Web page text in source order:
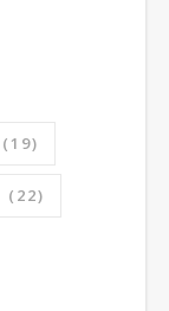
(19)
(22)